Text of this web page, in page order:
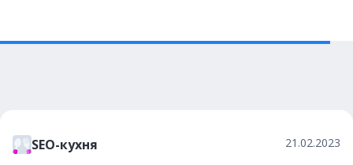
SEO-кухня 21.02.2023